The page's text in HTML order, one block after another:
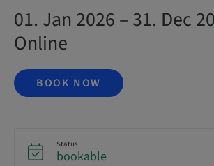
01. Jan 2026 – 31. Dec
Online
BOOK NOW
Status
bookable